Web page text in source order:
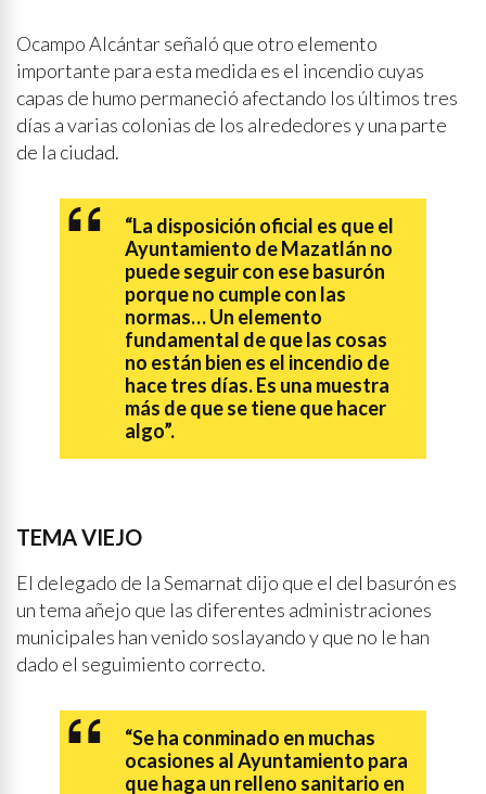
Ocampo Alcántar señaló que otro elemento
importante para esta medida es el incendio cuyas
capas de humo permaneció afectando los últimos tres
días a varias colonias de los alrededores y una parte
de la ciudad.
“La disposición oficial es que el
Ayuntamiento de Mazatlán no
puede seguir con ese basurón
porque no cumple con las
normas… Un elemento
fundamental de que las cosas
no están bien es el incendio de
hace tres días. Es una muestra
más de que se tiene que hacer
algo”.
TEMA VIEJO
El delegado de la Semarnat dijo que el del basurón es
un tema añejo que las diferentes administraciones
municipales han venido soslayando y que no le han
dado el seguimiento correcto.
“Se ha conminado en muchas
ocasiones al Ayuntamiento para
que haga un relleno sanitario en